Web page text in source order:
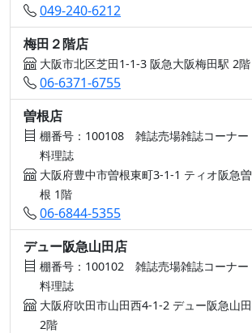
049-240-6212
梅田２階店
大阪市北区芝田1-1-3 阪急大阪梅田駅 2階
06-6371-6755
曽根店
棚番号：100108 雑誌売場雑誌コーナー
料理誌
大阪府豊中市曽根東町3-1-1 ティオ阪急曽
根 1階
06-6844-5355
デュー阪急山田店
棚番号：100102 雑誌売場雑誌コーナー
料理誌
大阪府吹田市山田西4-1-2 デュー阪急山田
2階